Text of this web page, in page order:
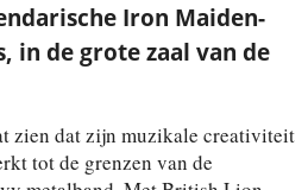
Iron Maiden-
in de grote zaal van de
zien dat zijn muzikale creativiteit
tot de grenzen van de